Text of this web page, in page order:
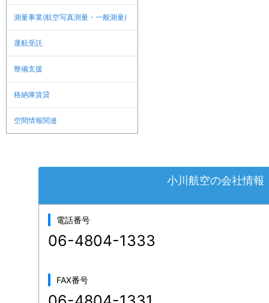
測量事業(航空写真測量・一般測量)
運航受託
整備支援
格納庫賃貸
空間情報関連
小川航空の会社情報
電話番号
06-4804-1333
FAX番号